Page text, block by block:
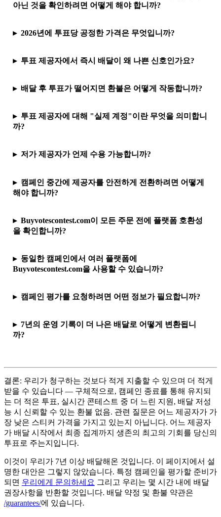
아닌 것을 확인하려면 어떻게 해야 합니까?
2026년에 투표당 공정한 가격은 무엇입니까?
투표 제공자에서 즉시 배달이 왜 나쁜 신호인가요?
배달 후 투표가 떨어지면 환불은 어떻게 작동합니까?
투표 제공자에 대해 "실제 계정"이란 무엇을 의미합니
까?
저가 제공자가 언제 수용 가능합니까?
캠페인 중간에 제공자를 안전하게 전환하려면 어떻게
해야 합니까?
Buyvotescontest.com이 모든 주문 전에 플랫폼 호환성
을 확인합니까?
동일한 캠페인에서 여러 플랫폼에
Buyvotescontest.com을 사용할 수 있습니까?
캠페인 평가를 요청하려면 어떤 정보가 필요합니까?
7년의 운영 기록이 더 나은 배달로 어떻게 변환됩니
까?
결론: 우리가 청구하는 것보다 적게 지출할 수 있으며 더 적게
받을 수 있습니다 — 구체적으로, 캠페인 종료를 통해 유지되
는 더 적은 투표, 실시간 콘테스트 중 더 느린 지원, 배달 저성
능 시 신뢰할 수 있는 환불 없음. 관련 질문은 어느 제공자가 가
장 낮은 스티커 가격을 가지고 있는지 아닙니다. 어느 제공자
가 배달 시작에서 최종 집계까지 생존의 최고의 기회를 당신의
투표로 주는지입니다.
이것이 우리가 7년 이상 배달해온 것입니다. 이 페이지에서 설
명한 대안은 그렇지 않았습니다. 특정 캠페인을 평가할 준비가
되면 우리에게 문의하세요 그리고 우리는 몇 시간 내에 배달
권장사항을 반환할 것입니다. 배달 약정 및 환불 약관은
/guarantees/에 있습니다.